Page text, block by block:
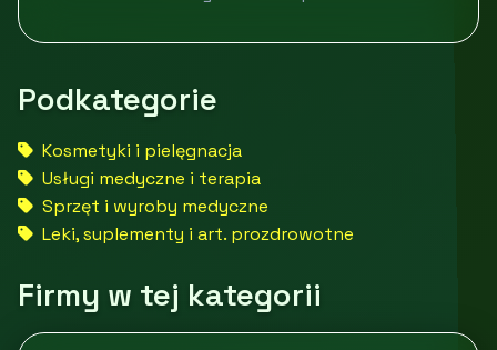
Podkategorie
Kosmetyki i pielęgnacja
Usługi medyczne i terapia
Sprzęt i wyroby medyczne
Leki, suplementy i art. prozdrowotne
Firmy w tej kategorii